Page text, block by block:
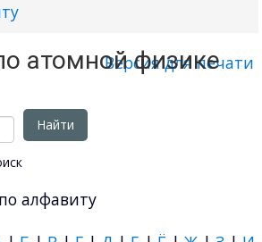
атомной физике
Версия для печати
алфавиту